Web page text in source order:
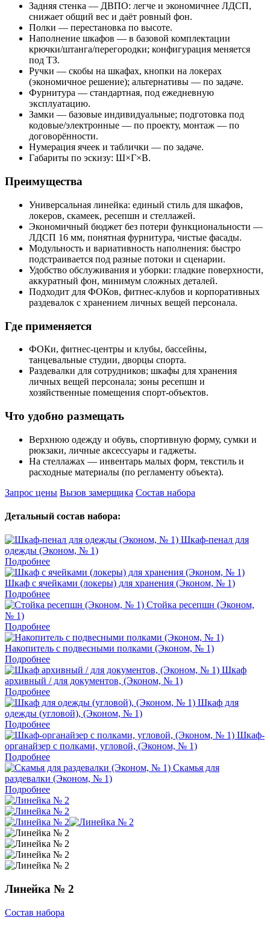
Задняя стенка — ДВПО: легче и экономичнее ЛДСП,
снижает общий вес и даёт ровный фон.
Полки — перестановка по высоте.
Наполнение шкафов — в базовой комплектации
крючки/штанга/перегородки; конфигурация меняется
под ТЗ.
Ручки — скобы на шкафах, кнопки на локерах
(экономичное решение); альтернативы — по задаче.
Фурнитура — стандартная, под ежедневную
эксплуатацию.
Замки — базовые индивидуальные; подготовка под
кодовые/электронные — по проекту, монтаж — по
договорённости.
Нумерация ячеек и таблички — по задаче.
Габариты по эскизу: Ш×Г×В.
Преимущества
Универсальная линейка: единый стиль для шкафов,
локеров, скамеек, ресепшн и стеллажей.
Экономичный бюджет без потери функциональности —
ЛДСП 16 мм, понятная фурнитура, чистые фасады.
Модульность и вариативность наполнения: быстро
подстраивается под разные потоки и сценарии.
Удобство обслуживания и уборки: гладкие поверхности,
аккуратный фон, минимум сложных деталей.
Подходит для ФОКов, фитнес‑клубов и корпоративных
раздевалок с хранением личных вещей персонала.
Где применяется
ФОКи, фитнес‑центры и клубы, бассейны,
танцевальные студии, дворцы спорта.
Раздевалки для сотрудников; шкафы для хранения
личных вещей персонала; зоны ресепшн и
хозяйственные помещения спорт‑объектов.
Что удобно размещать
Верхнюю одежду и обувь, спортивную форму, сумки и
рюкзаки, личные аксессуары и гаджеты.
На стеллажах — инвентарь малых форм, текстиль и
расходные материалы (по регламенту объекта).
Запрос цены Вызов замерщика Состав набора
Детальный состав набора:
Шкаф-пенал для
одежды (Эконом, № 1)
Подробнее
Шкаф с ячейками (локеры) для хранения (Эконом, № 1)
Подробнее
Стойка ресепшн (Эконом,
№ 1)
Подробнее
Накопитель с подвесными полками (Эконом, № 1)
Подробнее
Шкаф
архивный / для документов, (Эконом, № 1)
Подробнее
Шкаф для
одежды (угловой), (Эконом, № 1)
Подробнее
Шкаф-
органайзер с полками, угловой, (Эконом, № 1)
Подробнее
Скамья для
раздевалки (Эконом, № 1)
Подробнее
Линейка № 2
Состав набора